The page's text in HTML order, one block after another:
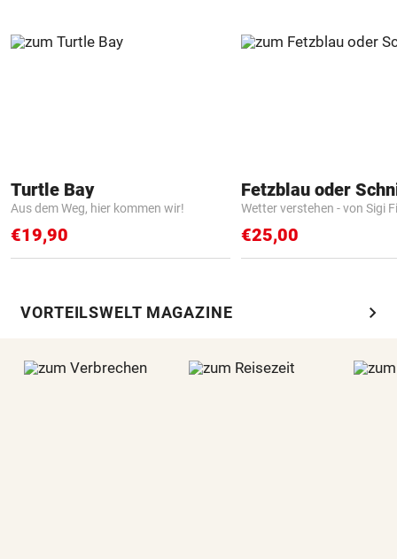
Turtle Bay
Aus dem Weg, hier kommen wir!
€19,90
Fetzblau oder
Wetter verstehen - von Sigi
€25,00
VORTEILSWELT MAGAZINE chevron_right